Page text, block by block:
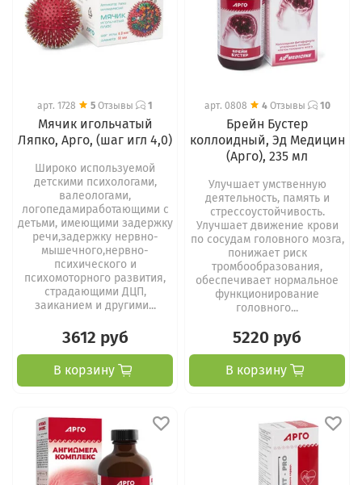
арт. 1728 5 Отзывы 1
Мячик игольчатый
Ляпко, Арго, (шаг игл 4,0)
Широко используемой
детскими психологами,
валеологами,
логопедамиработающими с
детьми, имеющими задержку
речи,задержку нервно-
мышечного,нервно-
психического и
психомоторного развития,
страдающими ДЦП,
заиканием и другими...
3612 руб
В корзину
арт. 0808 4Отзывы 10
Брейн Бустер
коллоидный, Эд Медицин
(Арго), 235 мл
Улучшает умственную
деятельность, память и
стрессоустойчивость.
Улучшает движение крови
по сосудам головного мозга,
понижает риск
тромбообразования,
обеспечивает нормальное
функционирование
головного...
5220 руб
В корзину